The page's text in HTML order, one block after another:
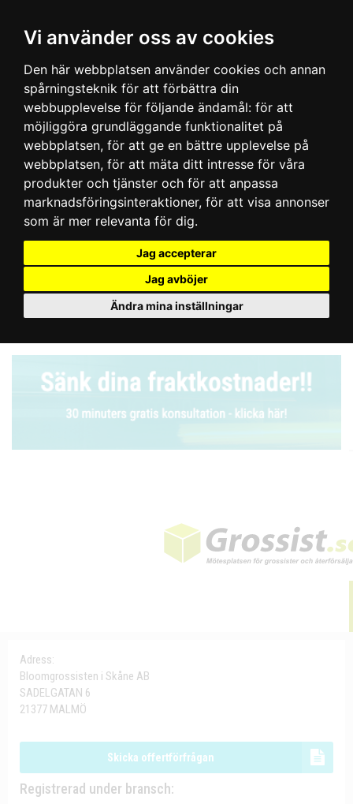
Vi använder oss av cookies
Den här webbplatsen använder cookies och annan
spårningsteknik för att förbättra din
webbupplevelse för följande ändamål: för att
möjliggöra grundläggande funktionalitet på
webbplatsen, för att ge en bättre upplevelse på
webbplatsen, för att mäta ditt intresse för våra
produkter och tjänster och för att anpassa
marknadsföringsinteraktioner, för att visa annonser
som är mer relevanta för dig.
Jag accepterar
Jag avböjer
Ändra mina inställningar
Adress:
Bloomgrossisten i Skåne AB
SADELGATAN 6
21377 MALMÖ
Skicka offertförfrågan
Registrerad under bransch: